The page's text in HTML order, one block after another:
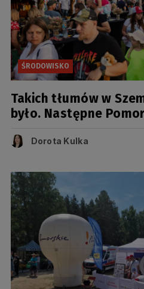
ŚRODOWISKO
Takich tłumów w
było. Następne
Dorota Kulka